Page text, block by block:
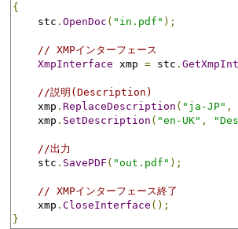
{
    stc
. OpenDoc ( "in.pdf" );
// XMPインターフェース
XmpInterface xmp = stc .
//説明(Description)
    xmp
. ReplaceDescription ( "ja-JP" ,
    xmp
. SetDescription ( "en-UK" ,
//出力
    stc
. SavePDF ( "out.pdf" );
// XMPインターフェース終了
    xmp
. CloseInterface ();
}